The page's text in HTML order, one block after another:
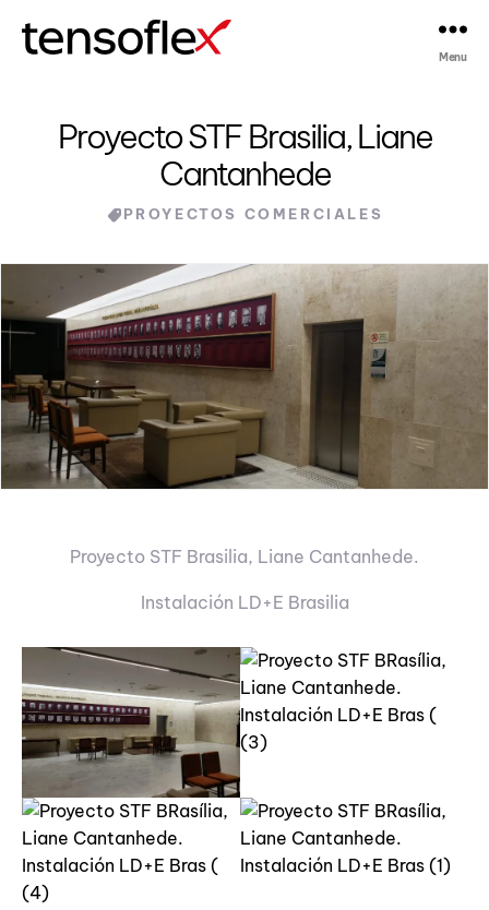
Menu
Proyecto STF Brasilia, Liane
Cantanhede
Categories
PROYECTOS COMERCIALES
Proyecto STF Brasilia, Liane Cantanhede.
Instalación LD+E Brasilia